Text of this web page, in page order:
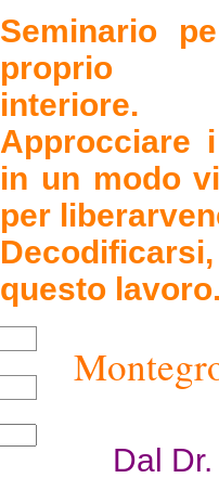
Seminario
proprio
interiore.
Approcciare
in un modo
per
questo
Dal